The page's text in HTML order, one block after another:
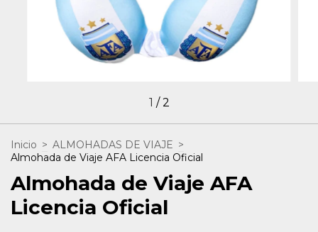
1 /2
Inicio > ALMOHADAS DE VIAJE >
Almohada de Viaje AFA Licencia Oficial
Almohada de Viaje AFA
Licencia Oficial